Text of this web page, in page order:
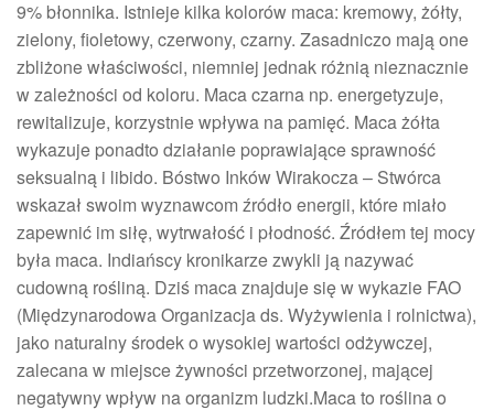
9% błonnika. Istnieje kilka kolorów maca: kremowy, żółty,
zielony, fioletowy, czerwony, czarny. Zasadniczo mają one
zbliżone właściwości, niemniej jednak różnią nieznacznie
w zależności od koloru. Maca czarna np. energetyzuje,
rewitalizuje, korzystnie wpływa na pamięć. Maca żółta
wykazuje ponadto działanie poprawiające sprawność
seksualną i libido. Bóstwo Inków Wirakocza – Stwórca
wskazał swoim wyznawcom źródło energii, które miało
zapewnić im siłę, wytrwałość i płodność. Źródłem tej mocy
była maca. Indiańscy kronikarze zwykli ją nazywać
cudowną rośliną. Dziś maca znajduje się w wykazie FAO
(Międzynarodowa Organizacja ds. Wyżywienia i rolnictwa),
jako naturalny środek o wysokiej wartości odżywczej,
zalecana w miejsce żywności przetworzonej, mającej
negatywny wpływ na organizm ludzki.Maca to roślina o